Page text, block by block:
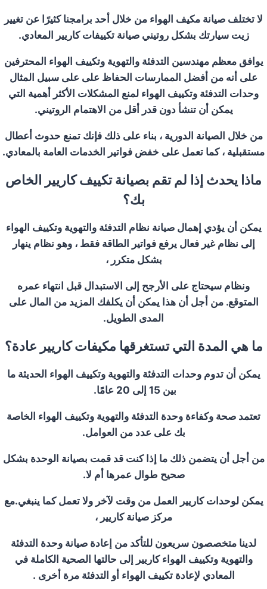
لا تختلف صيانة مكيف الهواء من خلال أحد برامجنا كثيرًا عن تغيير
زيت سيارتك بشكل روتيني صيانة تكييفات كاريير المعادي.
يوافق معظم مهندسين التدفئة والتهوية وتكييف الهواء المحترفين
على أنه من أفضل الممارسات الحفاظ على على سبيل المثال
وحدات التدفئة وتكييف الهواء لمنع المشكلات الأكثر أهمية التي
يمكن أن تنشأ دون قدر أقل من الاهتمام الروتيني.
من خلال الصيانة الدورية ، بناء على ذلك فإنك تمنع حدوث أعطال
مستقبلية ، كما تعمل على خفض فواتير الخدمات العامة بالمعادي.
ماذا يحدث إذا لم تقم بصيانة تكييف كاريير الخاص
بك؟
يمكن أن يؤدي إهمال صيانة نظام التدفئة والتهوية وتكييف الهواء
إلى نظام غير فعال يرفع فواتير الطاقة فقط ، وهو نظام ينهار
بشكل متكرر ،
ونظام سيحتاج على الأرجح إلى الاستبدال قبل انتهاء عمره
المتوقع. من أجل أن هذا يمكن أن يكلفك المزيد من المال على
المدى الطويل.
ما هي المدة التي تستغرقها مكيفات كاريير عادة؟
يمكن أن تدوم وحدات التدفئة والتهوية وتكييف الهواء الحديثة ما
بين 15 إلى 20 عامًا.
تعتمد صحة وكفاءة وحدة التدفئة والتهوية وتكييف الهواء الخاصة
بك على عدد من العوامل.
من أجل أن يتضمن ذلك ما إذا كنت قد قمت بصيانة الوحدة بشكل
صحيح طوال عمرها أم لا.
يمكن لوحدات كاريير العمل من وقت لآخر ولا تعمل كما ينبغي.مع
مركز صيانة كاريير ،
لدينا متخصصون سريعون للتأكد من إعادة صيانة وحدة التدفئة
والتهوية وتكييف الهواء كاريير إلى حالتها الصحية الكاملة في
المعادي لإعادة تكييف الهواء أو التدفئة مرة أخرى .